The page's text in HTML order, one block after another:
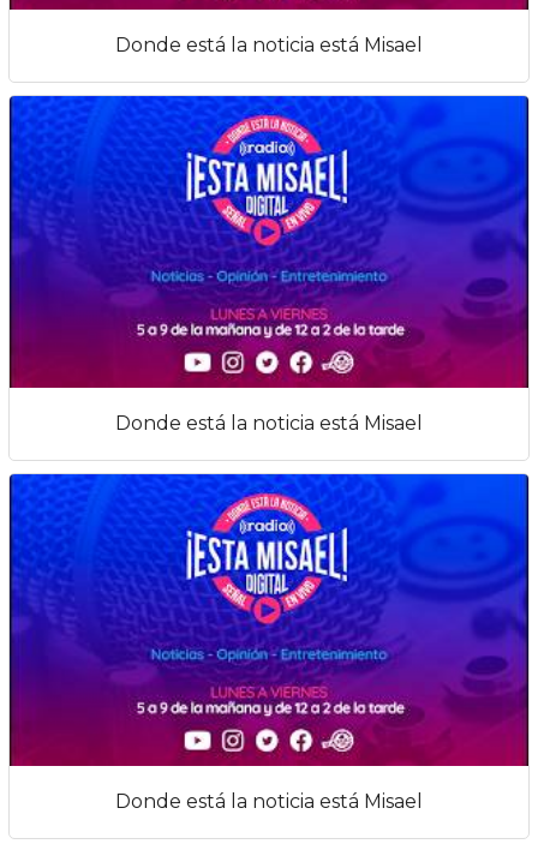
Donde está la noticia está Misael
Donde está la noticia está Misael
Donde está la noticia está Misael